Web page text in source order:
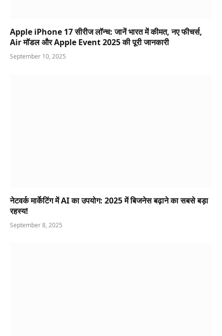
Apple iPhone 17 सीरीज लॉन्च: जानें भारत में कीमत, नए फीचर्स,
Air मॉडल और Apple Event 2025 की पूरी जानकारी
September 10, 2025
नेटवर्क मार्केटिंग में AI का उपयोग: 2025 में बिजनेस बढ़ाने का सबसे बड़ा
रहस्य!
September 8, 2025